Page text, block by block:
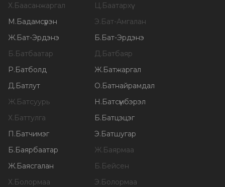
Х.Баасанжаргал Ц.Баатархүү
М.Бадамсүрэн Э.Бат-Амгалан
Ж.Бат-Эрдэнэ Б.Бат-Эрдэнэ
Б.Батбаатар Д.Батбаяр
Р.Батболд Ж.Батжаргал
Д.Батлут О.Батнайрамдал
Ж.Батсуурь Н.Батсүмбэрэл
Х.Баттулга Б.Батцэцэг
П.Батчимэг Э.Батшугар
Б.Баярбаатар Ж.Баярмаа
Ж.Баясгалан Б.Бейсен
Х.Болормаа Э.Болормаа